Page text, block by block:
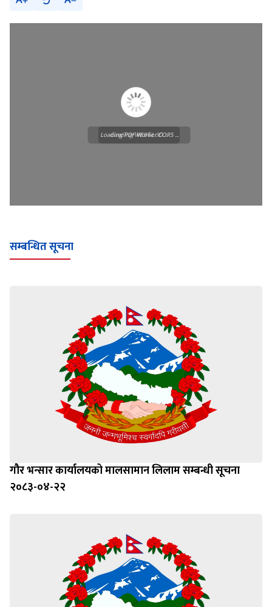
Loading WEBGL 3D ...
Loading PDF Worker CORS ...
सम्बन्धित सूचना
गौर भन्सार कार्यालयको मालसामान लिलाम सम्बन्धी सूचना
२०८३-०४-२२